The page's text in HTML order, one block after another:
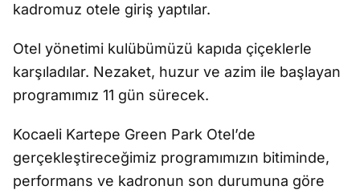
kadromuz otele giriş yaptılar.
Otel yönetimi kulübümüzü kapıda çiçeklerle
karşıladılar. Nezaket, huzur ve azim ile başlayan
programımız 11 gün sürecek.
Kocaeli Kartepe Green Park Otel’de
gerçekleştireceğimiz programımızın bitiminde,
performans ve kadronun son durumuna göre